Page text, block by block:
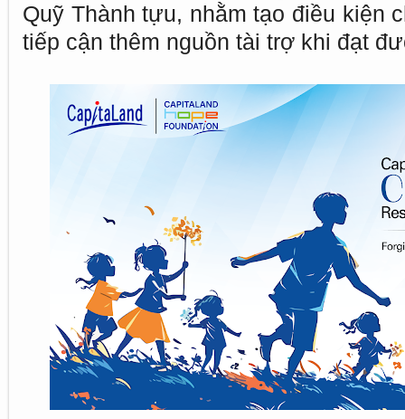
Quỹ Thành tựu, nhằm tạo điều kiện
tiếp cận thêm nguồn tài trợ khi đạt